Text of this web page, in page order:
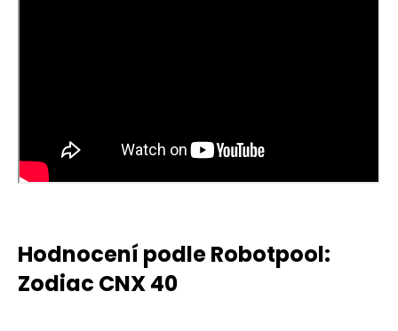
Hodnocení podle Robotpool:
Zodiac CNX 40